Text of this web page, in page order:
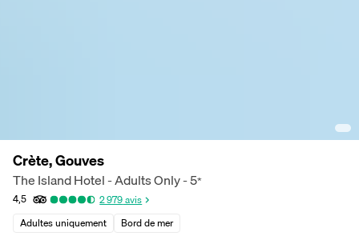
Crète, Gouves
The Island Hotel - Adults Only -5*
4,5 2 979avis
Adultes uniquement
Bord de mer